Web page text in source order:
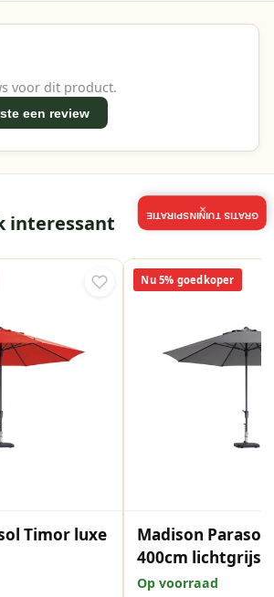
voor dit product.
een review
interessant
Timor luxe
Nu 5% goedkoper
Madison Parasol
400cm lichtgrijs
Op voorraad
GRATIS TUININSPIRATIE
×